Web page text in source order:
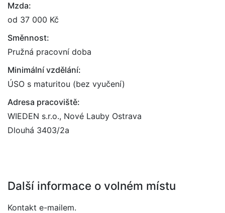
Mzda:
od 37 000 Kč
Směnnost:
Pružná pracovní doba
Minimální vzdělání:
ÚSO s maturitou (bez vyučení)
Adresa pracoviště:
WIEDEN s.r.o., Nové Lauby Ostrava
Dlouhá 3403/2a
Další informace o volném místu
Kontakt e-mailem.